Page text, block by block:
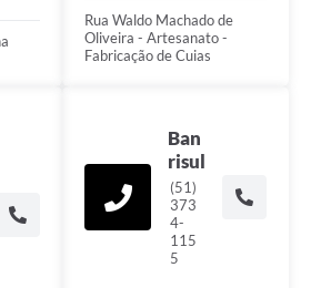
Rua Waldo Machado de
Oliveira - Artesanato -
Fabricação de Cuias
Ban
risul
(51)
373
4-
115
5